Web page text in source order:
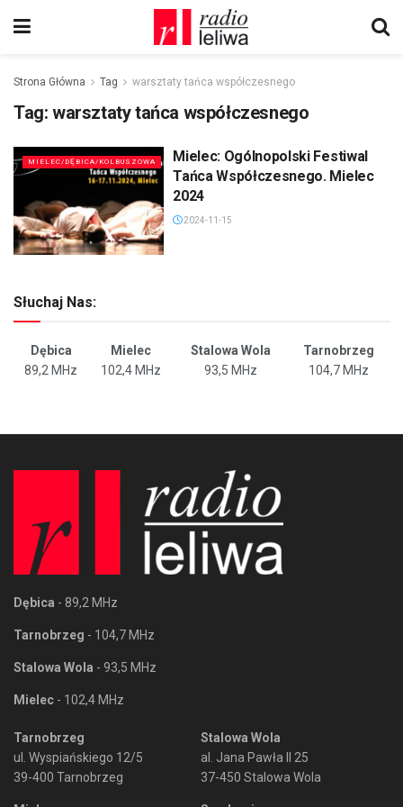
Strona Główna Tag warsztaty tańca współczesnego
Tag: warsztaty tańca współczesnego
MIELEC/DĘBICA/KOLBUSZOWA
Mielec: Ogólnopolski Festiwal
Tańca Współczesnego. Mielec
2024
2024-11-15
Słuchaj Nas:
Dębica Mielec Stalowa Wola
Tarnobrzeg
89,2 MHz
102,4 MHz 93,5 MHz 104,7 MHz
Dębica - 89,2 MHz
Tarnobrzeg - 104,7 MHz
Stalowa Wola - 93,5 MHz
Mielec - 102,4 MHz
Tarnobrzeg
ul. Wyspiańskiego 12/5
39-400 Tarnobrzeg
Stalowa Wola
al. Jana Pawła II 25
37-450 Stalowa Wola